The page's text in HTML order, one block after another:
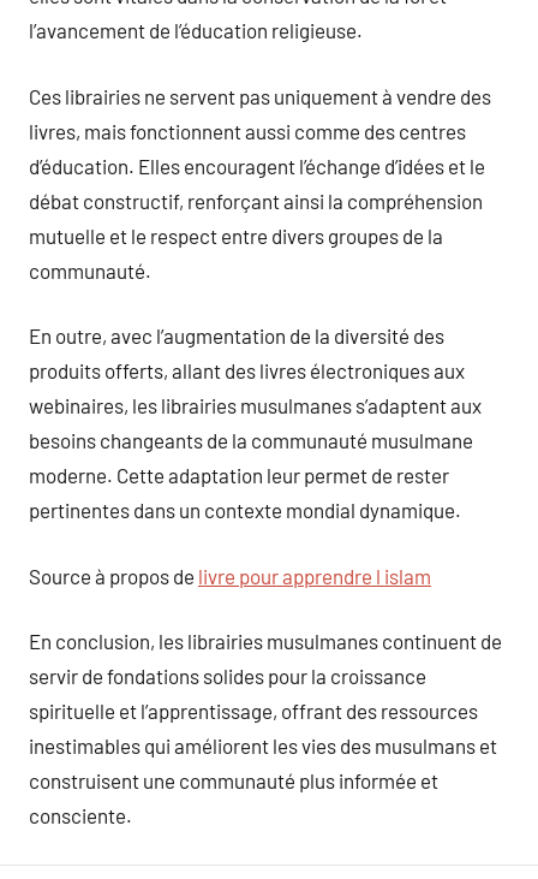
l’avancement de l’éducation religieuse.
Ces librairies ne servent pas uniquement à vendre des
livres, mais fonctionnent aussi comme des centres
d’éducation. Elles encouragent l’échange d’idées et le
débat constructif, renforçant ainsi la compréhension
mutuelle et le respect entre divers groupes de la
communauté.
En outre, avec l’augmentation de la diversité des
produits offerts, allant des livres électroniques aux
webinaires, les librairies musulmanes s’adaptent aux
besoins changeants de la communauté musulmane
moderne. Cette adaptation leur permet de rester
pertinentes dans un contexte mondial dynamique.
Source à propos de livre pour apprendre l islam
En conclusion, les librairies musulmanes continuent de
servir de fondations solides pour la croissance
spirituelle et l’apprentissage, offrant des ressources
inestimables qui améliorent les vies des musulmans et
construisent une communauté plus informée et
consciente.